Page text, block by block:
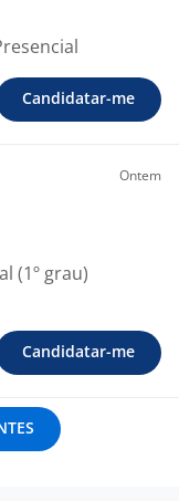
Candidatar-me
Ontem
(1º grau)
Candidatar-me